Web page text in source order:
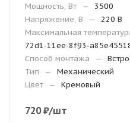
Мощность, Вт
—
3500
Напряжение, В
—
220 В
Максимальная
72d1-11ee-8f93-
Способ монтажа
—
Тип
—
Механический
Цвет
— Кремовый
720₽/шт